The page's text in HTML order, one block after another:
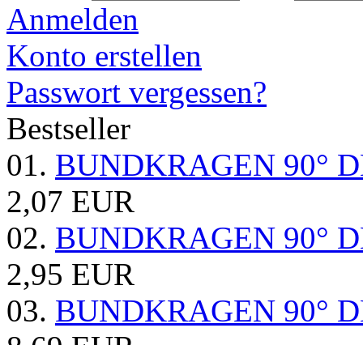
Anmelden
Konto erstellen
Passwort vergessen?
Bestseller
01. BUNDKRAGEN 90°
2,07 EUR
02. BUNDKRAGEN 90°
2,95 EUR
03. BUNDKRAGEN 90°